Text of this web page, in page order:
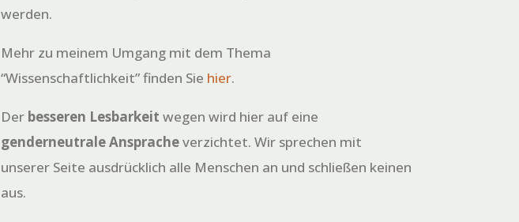
werden.
Mehr zu meinem Umgang mit dem Thema
“Wissenschaftlichkeit” finden Sie hier.
Der besseren Lesbarkeit wegen wird hier auf eine
genderneutrale Anspracheverzichtet. Wir sprechen mit
unserer Seite ausdrücklich alle Menschen an und schließen keinen
aus.